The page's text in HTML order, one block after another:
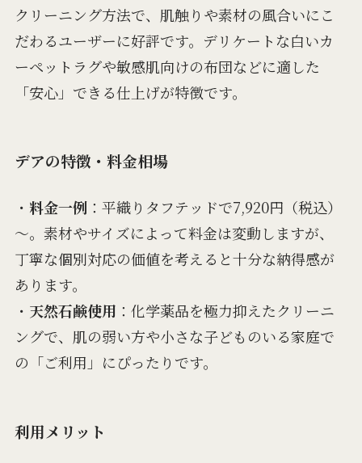
クリーニング方法で、肌触りや素材の風合いにこ
だわるユーザーに好評です。デリケートな白いカ
ーペットラグや敏感肌向けの布団などに適した
「安心」できる仕上げが特徴です。
デアの特徴・料金相場
・ 料金一例：平織りタフテッドで7,920円（税込）
～。素材やサイズによって料金は変動しますが、
丁寧な個別対応の価値を考えると十分な納得感が
あります。
・ 天然石鹸使用 ：化学薬品を極力抑えたクリーニ
ングで、肌の弱い方や小さな子どものいる家庭で
の「ご利用」にぴったりです。
利用メリット